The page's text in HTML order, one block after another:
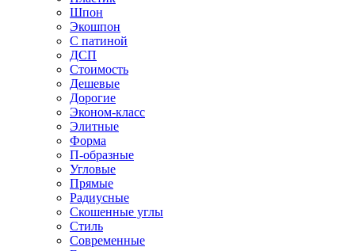
Шпон
Экошпон
С патиной
ДСП
Стоимость
Дешевые
Дорогие
Эконом-класс
Элитные
Форма
П-образные
Угловые
Прямые
Радиусные
Скошенные углы
Стиль
Современные